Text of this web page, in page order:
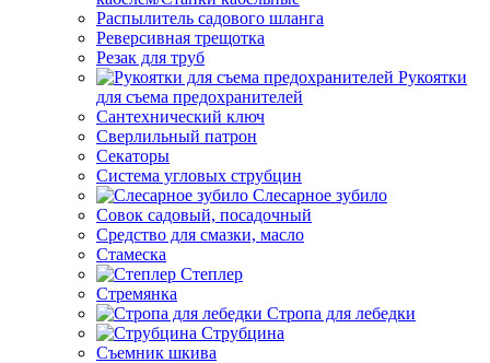
Распылитель садового шланга
Реверсивная трещотка
Резак для труб
Рукоятки
для съема предохранителей
Сантехнический ключ
Сверлильный патрон
Секаторы
Система угловых струбцин
Слесарное зубило
Совок садовый, посадочный
Средство для смазки, масло
Стамеска
Степлер
Стремянка
Стропа для лебедки
Струбцина
Съемник шкива